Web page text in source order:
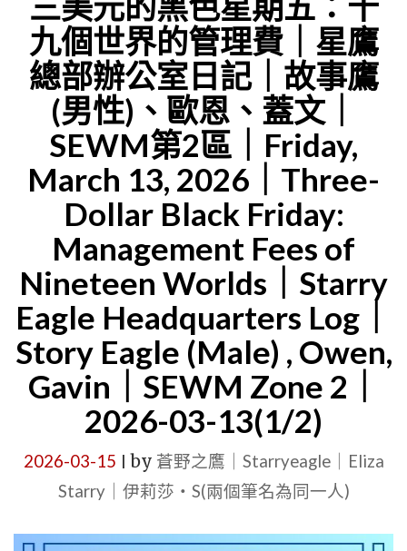
OFFICE
｜
STARRY
EAGLE
WORD
MUSEUM
(SEWM)
ZONE
2"
蝶
蘭
開
花
期
｜
SEWM
第
2
區
高
層
職
位
晉
升：
故
鷹、
九個世界的管理費｜星鷹
總部辦公室日記｜故事鷹
(男性)、歐恩、蓋文｜
SEWM第2區｜Friday,
March 13, 2026｜Three-
Dollar Black Friday:
Management Fees of
Nineteen Worlds｜Starry
Eagle Headquarters Log｜
Story Eagle (Male) , Owen,
Gavin｜SEWM Zone 2｜
2026-03-13(1/2)
2026-03-15 by 蒼野之鷹｜Starryeagle｜Eliza
Starry｜伊莉莎・S(兩個筆名為同一人)